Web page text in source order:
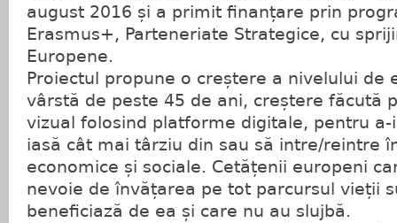
august 2016 și a primit finanțare prin
Erasmus+, Parteneriate Strategice, cu
Europene.
Proiectul propune o creștere a nivelului de
vârstă de peste 45 de ani, creștere făcută
vizual folosind platforme digitale, pentru
iasă cât mai târziu din sau să intre/reintre
economice și sociale. Cetățenii europeni
nevoie de învățarea pe tot parcursul vieții
beneficiază de ea și care nu au slujbă.